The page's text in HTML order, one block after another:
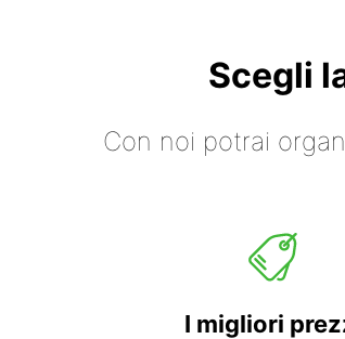
Scegli
Con noi potrai
I migliori